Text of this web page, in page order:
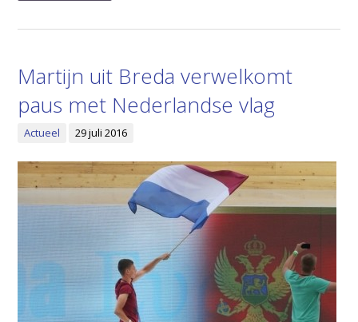
Martijn uit Breda verwelkomt
paus met Nederlandse vlag
Actueel 29 juli 2016